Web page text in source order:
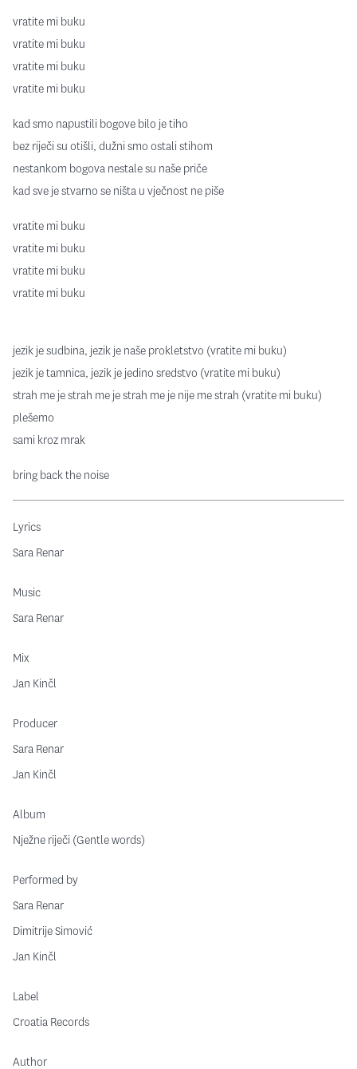
vratite mi buku
vratite mi buku
vratite mi buku
vratite mi buku
kad smo napustili bogove bilo je tiho
bez riječi su otišli, dužni smo ostali stihom
nestankom bogova nestale su naše priče
kad sve je stvarno se ništa u vječnost ne piše
vratite mi buku
vratite mi buku
vratite mi buku
vratite mi buku
jezik je sudbina, jezik je naše prokletstvo (vratite mi buku)
jezik je tamnica, jezik je jedino sredstvo (vratite mi buku)
strah me je strah me je strah me je nije me strah (vratite mi buku)
plešemo
sami kroz mrak
bring back the noise
Lyrics
Sara Renar
Music
Sara Renar
Mix
Jan Kinčl
Producer
Sara Renar
Jan Kinčl
Album
Nježne riječi (Gentle words)
Performed by
Sara Renar
Dimitrije Simović
Jan Kinčl
Label
Croatia Records
Author